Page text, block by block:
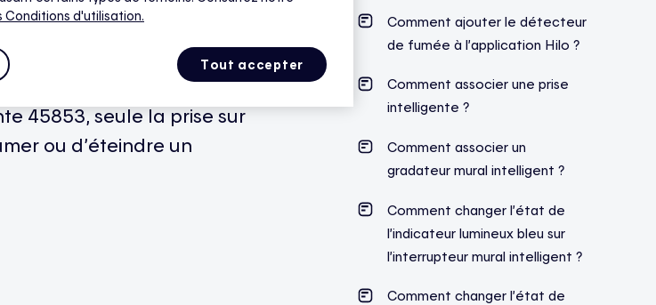
45853, seule la prise sur
ou d’éteindre un
Comment ajouter le détecteur
de fumée à l’application Hilo ?
Comment associer une prise
intelligente ?
Comment associer un
gradateur mural intelligent ?
Comment changer l’état de
l’indicateur lumineux bleu sur
l’interrupteur mural intelligent ?
Comment changer l’état de
Conditions d'utilisation.
Tout accepter